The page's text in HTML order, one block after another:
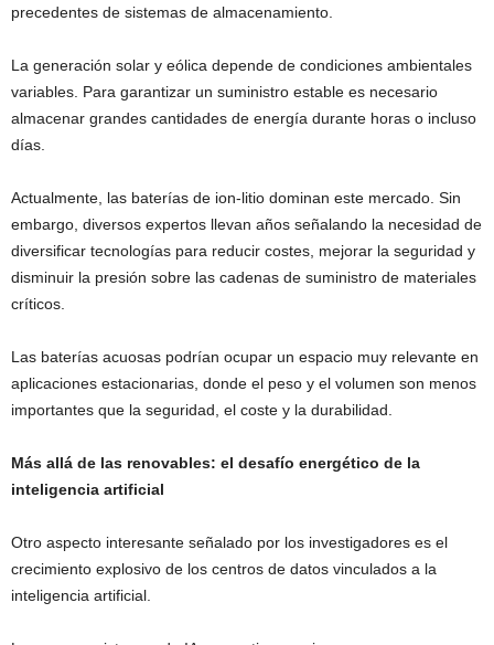
precedentes de sistemas de almacenamiento.
La generación solar y eólica depende de condiciones ambientales
variables. Para garantizar un suministro estable es necesario
almacenar grandes cantidades de energía durante horas o incluso
días.
Actualmente, las baterías de ion-litio dominan este mercado. Sin
embargo, diversos expertos llevan años señalando la necesidad de
diversificar tecnologías para reducir costes, mejorar la seguridad y
disminuir la presión sobre las cadenas de suministro de materiales
críticos.
Las baterías acuosas podrían ocupar un espacio muy relevante en
aplicaciones estacionarias, donde el peso y el volumen son menos
importantes que la seguridad, el coste y la durabilidad.
Más allá de las renovables: el desafío energético de la
inteligencia artificial
Otro aspecto interesante señalado por los investigadores es el
crecimiento explosivo de los centros de datos vinculados a la
inteligencia artificial.